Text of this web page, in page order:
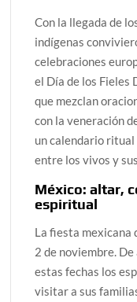
Con la llegada de
indígenas
celebraciones
el Día de los Fieles
que mezclan
con la veneración
un calendario ritual
entre los vivos y
México: altar,
espiritual
La fiesta mexicana
2 de noviembre.
estas fechas los
visitar a sus